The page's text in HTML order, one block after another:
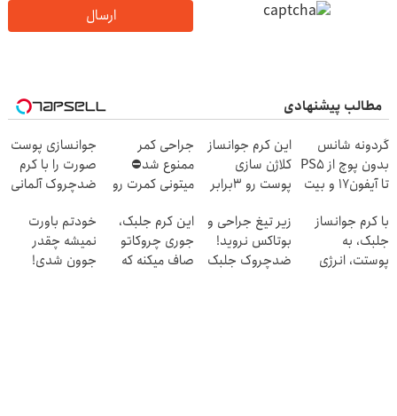
ارسال
مطالب پیشنهادی
گردونه شانس
بدون پوچ از PS5
تا آیفون17 و بیت
این کرم جوانساز
کلاژن سازی
پوست رو 3برابر
🔥
جراحی کمر
ممنوع شد⛔
میتونی کمرت رو
کنی! 👈🏻
پرسش‌نامه
جوانسازی پوست
صورت را با کرم
ضدچروک آلمانی
با کرم جوانساز
جلبک، به
پوستت، انرژی
زیر تیغ جراحی و
بوتاکس نروید!
ضدچروک جلبک
این کرم جلبک،
جوری چروکاتو
صاف میکنه که
خودتم باورت
نمیشه چقدر
جوون شدی!